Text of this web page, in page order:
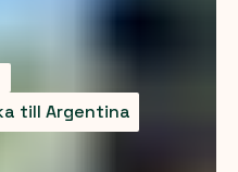
till Argentina